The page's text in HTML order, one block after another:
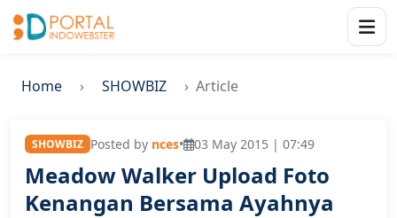
Home SHOWBIZ Article
SHOWBIZ Posted by nces• 03 May 2015 | 07:49
Meadow Walker Upload Foto
Kenangan Bersama Ayahnya